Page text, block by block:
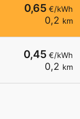
0,65 €/kWh
0,2 km
0,45 €/kWh
0,2 km